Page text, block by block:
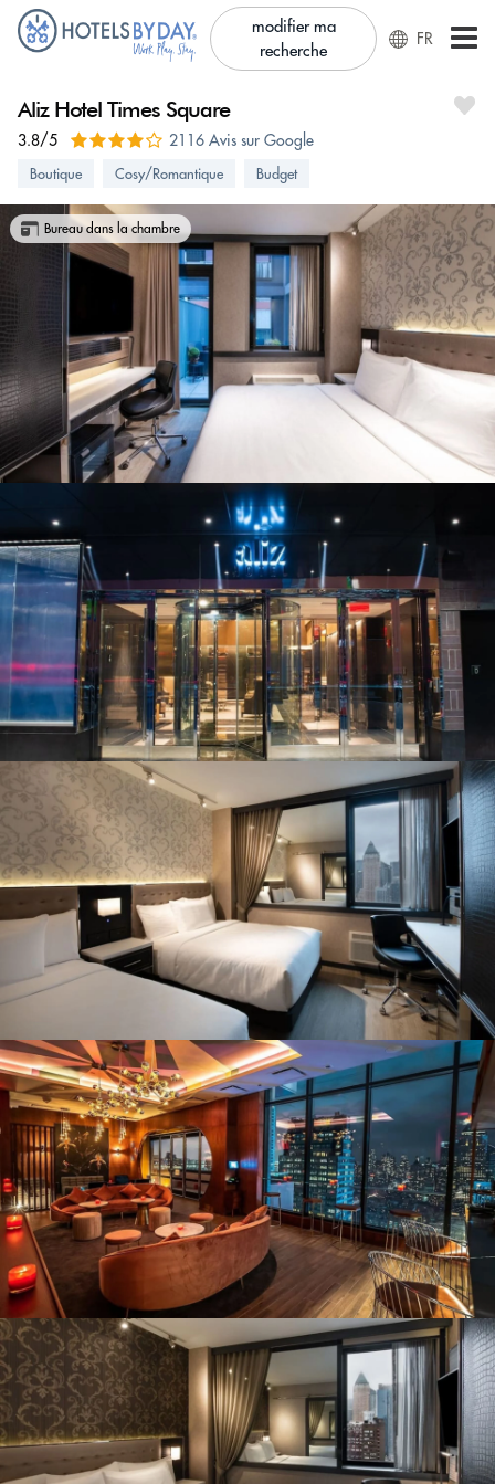
modifier ma
recherche
FR
Aliz Hotel Times Square
3.8/5 2116 Avis sur Google
Boutique Cosy/Romantique Budget
Bureau dans la chambre